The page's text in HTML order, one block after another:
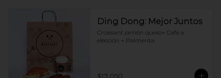
Ding Dong: Mejor Juntos
Croissant jamón queso+ Café a
elección + Palmerita
$13.050